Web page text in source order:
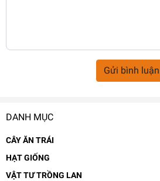
DANH MỤC
CÂY ĂN TRÁI
HẠT GIỐNG
VẬT TƯ TRỒNG LAN
Gửi bình luận